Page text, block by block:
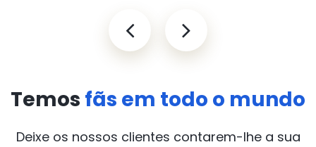
Temos fãs em todo o mundo
Deixe os nossos clientes contarem-lhe a sua